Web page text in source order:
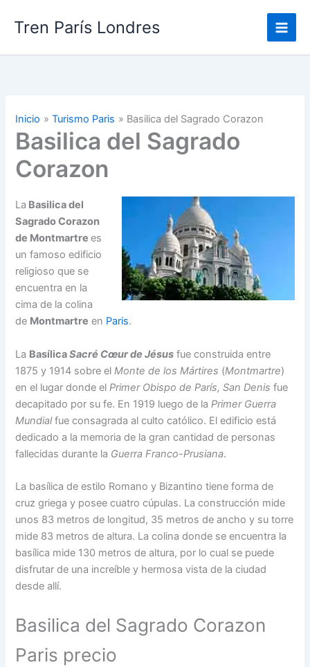
Tren París Londres
Inicio Turismo Paris Basilica del Sagrado Corazon
Basilica del Sagrado
Corazon
La Basilica del
Sagrado Corazon
de Montmartrees
un famoso edificio
religioso que se
encuentra en la
cima de la colina
de Montmartre en Paris.
La BasílicaSacré Cœur de Jésus fue construida entre
1875 y 1914 sobre elMonte de los Mártires (Montmartre)
en el lugar donde elPrimer Obispo de París, San Denis fue
decapitado por su fe. En 1919 luego de laPrimer Guerra
Mundialfue consagrada al culto católico. El edificio está
dedicado a la memoria de la gran cantidad de personas
fallecidas durante la Guerra Franco-Prusiana.
La basílica de estilo Romano y Bizantino tiene forma de
cruz griega y posee cuatro cúpulas. La construcción mide
unos 83 metros de longitud, 35 metros de ancho y su torre
mide 83 metros de altura. La colina donde se encuentra la
basílica mide 130 metros de altura, por lo cual se puede
disfrutar de una increíble y hermosa vista de la ciudad
desde allí.
Basilica del Sagrado Corazon
Paris precio